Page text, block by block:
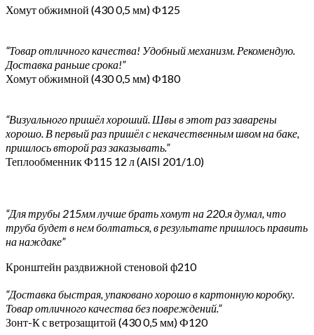
Хомут обжимной (430 0,5 мм) Ф125
“Товар отличного качества! Удобный механизм. Рекомендую.
Доставка раньше срока!”
Хомут обжимной (430 0,5 мм) Ф180
“Визуального пришёл хороший. Швы в этот раз заварены
хорошо. В первый раз пришёл с некачественным швом на баке,
пришлось второй раз заказывать.”
Теплообменник Ф115 12 л (AISI 201/1.0)
“Для трубы 215мм лучше брать хомут на 220.я думал, что
труба будет в нем болтаться, в результате пришлось править
на наждаке”
Кронштейн раздвижной стеновой ф210
“Доставка быстрая, упаковано хорошо в картонную коробку.
Товар отличного качества без повреждений.”
Зонт-К с ветрозащитой (430 0,5 мм) Ф120